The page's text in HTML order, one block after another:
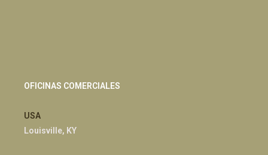
OFICINAS COMERCIALES
USA
Louisville, KY